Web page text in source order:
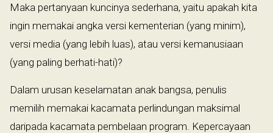
Maka pertanyaan kuncinya sederhana, yaitu apakah kita
ingin memakai angka versi kementerian (yang minim),
versi media (yang lebih luas), atau versi kemanusiaan
(yang paling berhati-hati)?
Dalam urusan keselamatan anak bangsa, penulis
memilih memakai kacamata perlindungan maksimal
daripada kacamata pembelaan program. Kepercayaan